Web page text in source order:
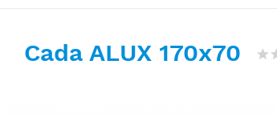
Cada ALUX 170x70